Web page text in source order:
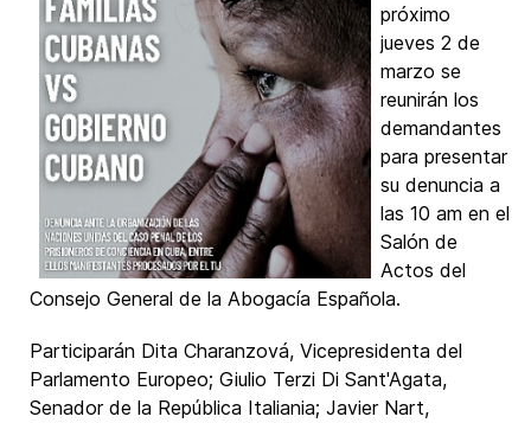
próximo
jueves 2 de
marzo se
reunirán los
demandantes
para presentar
su denuncia a
las 10 am en el
Salón de
Actos del
Consejo General de la Abogacía Española.
Participarán Dita Charanzová, Vicepresidenta del
Parlamento Europeo; Giulio Terzi Di Sant'Agata,
Senador de la República Italiania; Javier Nart,